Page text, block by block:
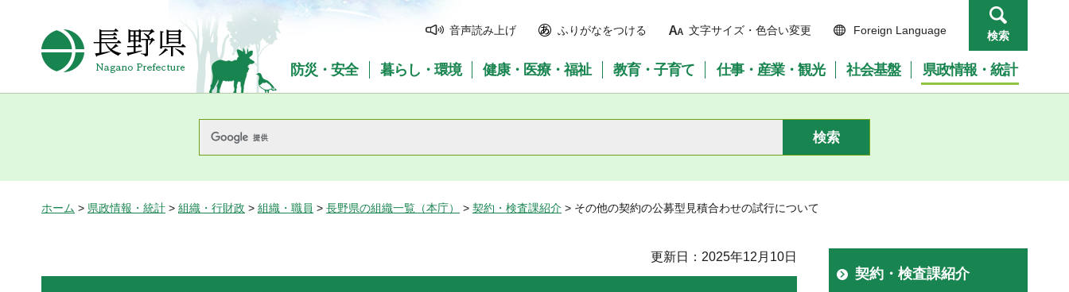
長野県Nagano Prefecture
音声読み上げ ふりがなをつける 文字サイズ・色合い変更 Foreign Language 検索
防災・安全 暮らし・環境 健康・医療・福祉 教育・子育て 仕事・産業・観光 社会基盤 県政情報・統計
ホーム > 県政情報・統計 > 組織・行財政 > 組織・職員 > 長野県の組織一覧（本庁） > 契約・検査課紹介 > その他の契約の公募型見積合わせの試行について
更新日：2025年12月10日
契約・検査課紹介